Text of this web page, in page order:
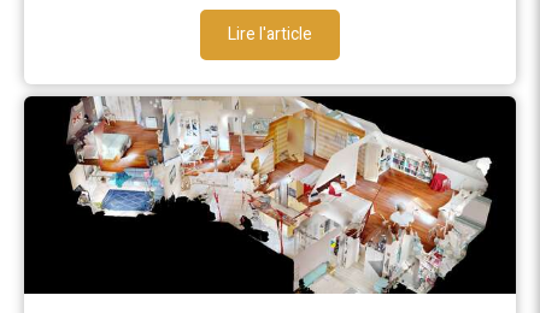
Lire l'article